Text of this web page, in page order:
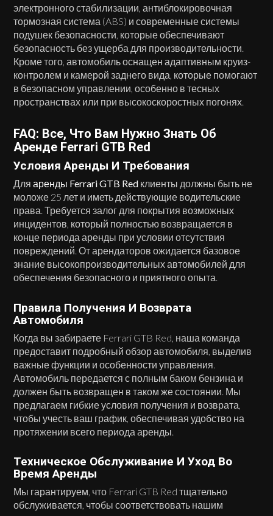
электронного стабилизации, антиблокировочная
тормозная система (ABS) и современные системы
подушек безопасности, которые обеспечивают
безопасность без ущерба для производительности.
Кроме того, автомобиль оснащен адаптивным круиз-
контролем и камерой заднего вида, которые помогают
в безопасном управлении, особенно в тесных
пространствах или при высокоскоростных погонях.
FAQ: Все, Что Вам Нужно Знать Об
Аренде Ferrari GTB Red
Условия Аренды И Требования
Дляаренды Ferrari GTB Red клиенты должны быть не
моложе 25 лет и иметь действующие водительские
права. Требуется залог для покрытия возможных
инцидентов, который полностью возвращается в
конце периода аренды при условии отсутствия
повреждений. От арендаторов ожидается базовое
знание высокопроизводительных автомобилей для
обеспечения безопасного и приятного опыта.
Правила Получения И Возврата
Автомобиля
Когда вы забираете Ferrari GTB Red, наша команда
предоставит подробный обзор автомобиля, выделив
важные функции и особенности управления.
Автомобиль передается с полным баком бензина и
должен быть возвращен в таком же состоянии. Мы
предлагаем гибкие условия получения и возврата,
чтобы учесть ваш график, обеспечивая удобство на
протяжении всего периода аренды.
Техническое Обслуживание И Уход Во
Время Аренды
Мы гарантируем, что Ferrari GTB Red тщательно
обслуживается, чтобы соответствовать нашим